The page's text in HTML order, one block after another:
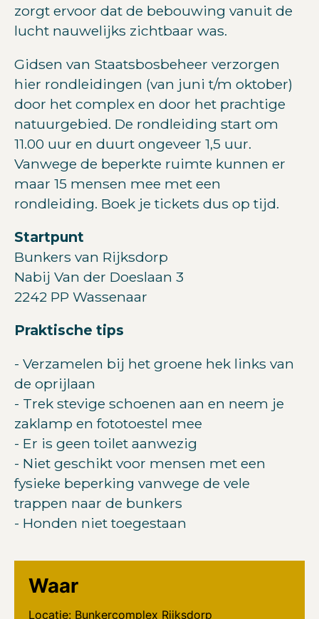
zorgt ervoor dat de bebouwing vanuit de
lucht nauwelijks zichtbaar was.
Gidsen van Staatsbosbeheer verzorgen
hier rondleidingen (van juni t/m oktober)
door het complex en door het prachtige
natuurgebied. De rondleiding start om
11.00 uur en duurt ongeveer 1,5 uur.
Vanwege de beperkte ruimte kunnen er
maar 15 mensen mee met een
rondleiding. Boek je tickets dus op tijd.
Startpunt
Bunkers van Rijksdorp
Nabij Van der Doeslaan 3
2242 PP Wassenaar
Praktische tips
- Verzamelen bij het groene hek links van
de oprijlaan
- Trek stevige schoenen aan en neem je
zaklamp en fototoestel mee
- Er is geen toilet aanwezig
- Niet geschikt voor mensen met een
fysieke beperking vanwege de vele
trappen naar de bunkers
- Honden niet toegestaan
Waar
Locatie: Bunkercomplex Rijksdorp